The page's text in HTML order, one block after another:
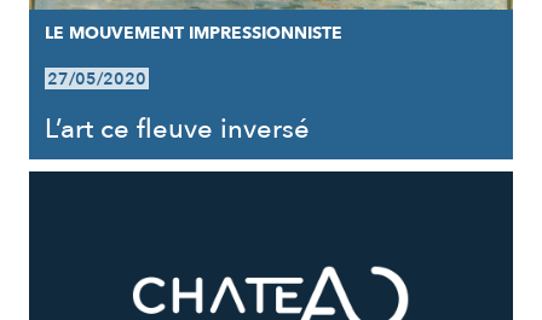
LE MOUVEMENT IMPRESSIONNISTE
27/05/2020
L’art ce fleuve inversé